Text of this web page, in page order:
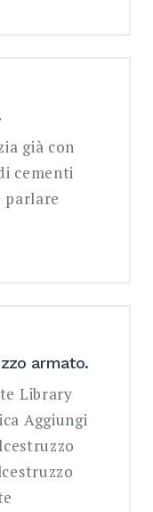
già con
cementi
parlare
armato.
Library
Aggiungi